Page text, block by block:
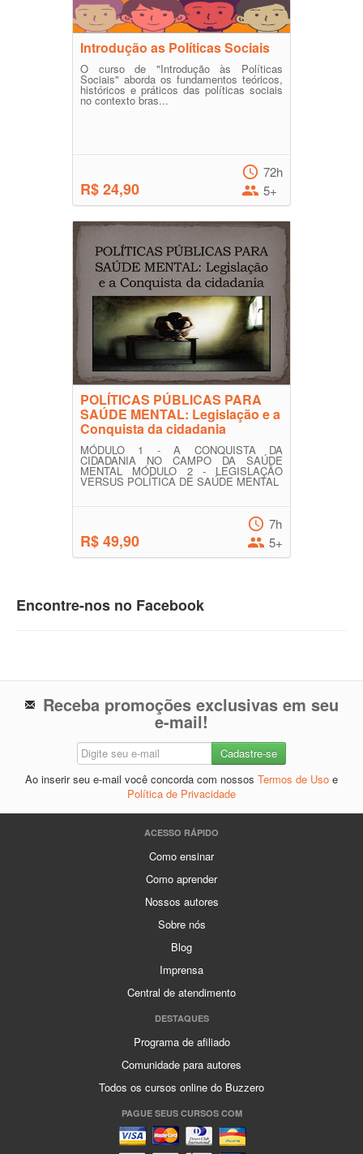
Introdução as Políticas Sociais
O curso de "Introdução às Políticas
Sociais" aborda os fundamentos teóricos,
históricos e práticos das políticas sociais
no contexto bras...
R$ 24,90
72h
5+
POLÍTICAS PÚBLICAS PARA
SAÚDE MENTAL: Legislação e a
Conquista da cidadania
MÓDULO 1 - A CONQUISTA DA
CIDADANIA NO CAMPO DA SAÚDE
MENTAL MÓDULO 2 - LEGISLAÇÃO
VERSUS POLÍTICA DE SAÚDE MENTAL
R$ 49,90
7h
5+
Encontre-nos no Facebook
Receba promoções exclusivas em seu
e-mail!
Ao inserir seu e-mail você concorda com nossos Termos de Uso e
Política de Privacidade
ACESSO RÁPIDO
Como ensinar
Como aprender
Nossos autores
Sobre nós
Blog
Imprensa
Central de atendimento
DESTAQUES
Programa de afiliado
Comunidade para autores
Todos os cursos online do Buzzero
PAGUE SEUS CURSOS COM